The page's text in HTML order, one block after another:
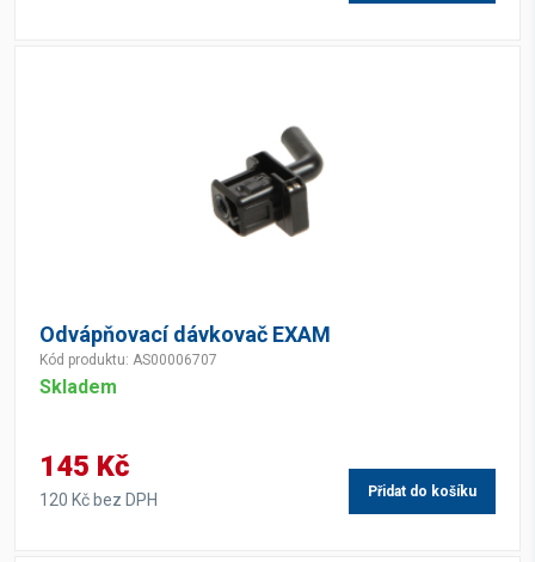
Odvápňovací dávkovač EXAM
Kód produktu: AS00006707
Skladem
145 Kč
120 Kč bez DPH Přidat do košíku